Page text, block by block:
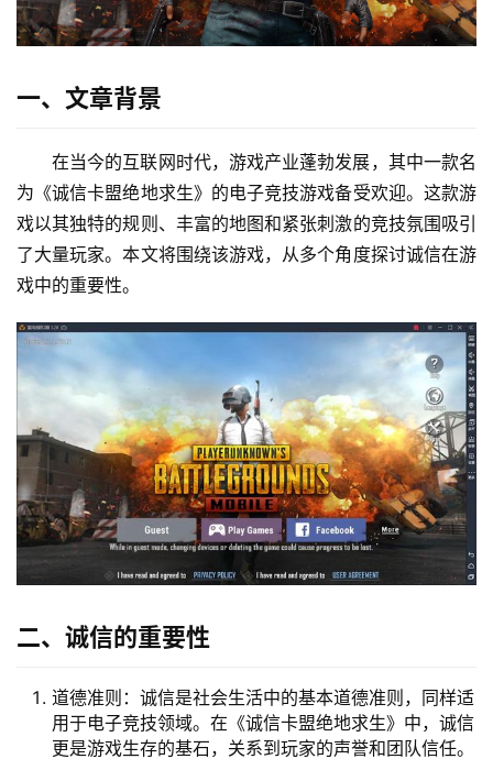
一、文章背景
在当今的互联网时代，游戏产业蓬勃发展，其中一款名
为《诚信卡盟绝地求生》的电子竞技游戏备受欢迎。这款游
戏以其独特的规则、丰富的地图和紧张刺激的竞技氛围吸引
了大量玩家。本文将围绕该游戏，从多个角度探讨诚信在游
戏中的重要性。
二、诚信的重要性
道德准则：诚信是社会生活中的基本道德准则，同样适
用于电子竞技领域。在《诚信卡盟绝地求生》中，诚信
更是游戏生存的基石，关系到玩家的声誉和团队信任。